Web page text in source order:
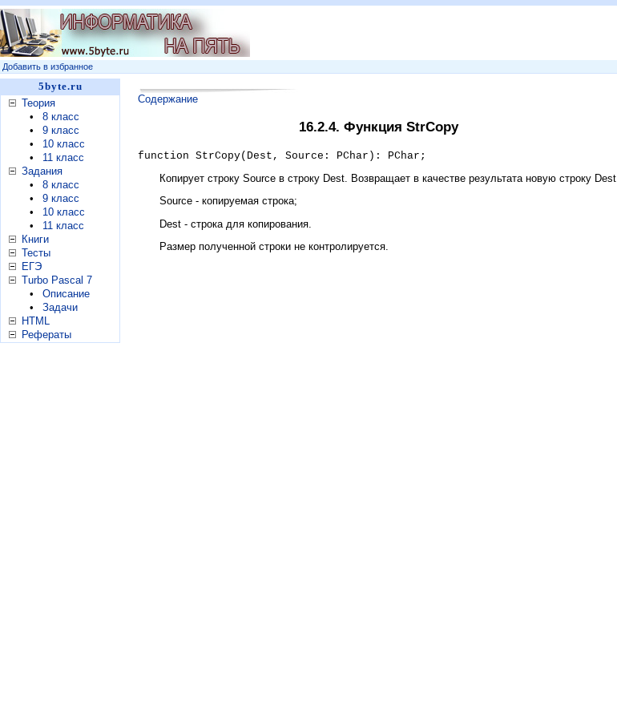
Добавить в избранное
5byte.ru
Теория
•
8 класс
•
9 класс
•
10 класс
•
11 класс
Задания
•
8 класс
•
9 класс
•
10 класс
•
11 класс
Книги
Тесты
ЕГЭ
Turbo Pascal 7
•
Описание
•
Задачи
HTML
Рефераты
Содержание
16.2.4. Функция StrCopy
function StrCopy(Dest, Source: PChar): PChar;
Копирует строку Source в строку Dest. Возвращает в качестве результата новую строку Dest.
Source - копируемая строка;
Dest - строка для копирования.
Размер полученной строки не контролируется.